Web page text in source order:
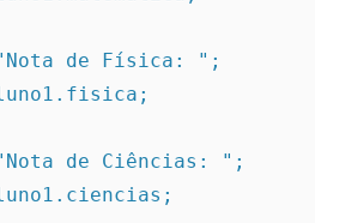
"Nota de Física: ";
aluno1.fisica;
"Nota de Ciências: ";
aluno1.ciencias;